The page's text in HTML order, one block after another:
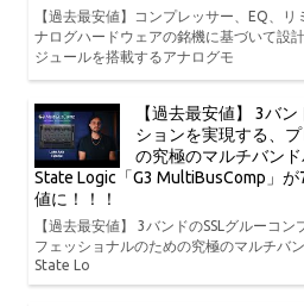
【過去最安値】コンプレッサー、EQ、
ナログハードウェアの銘機に基づいて設
ジュールを搭載するアナログモ
【過去最安値】 3バ
ションを実現する、
の究極のマルチバン
State Logic「G3 MultiBusComp」
値に！！！
【過去最安値】 3バンドのSSLグルーコ
フェッショナルのための究極のマルチバ
State Lo